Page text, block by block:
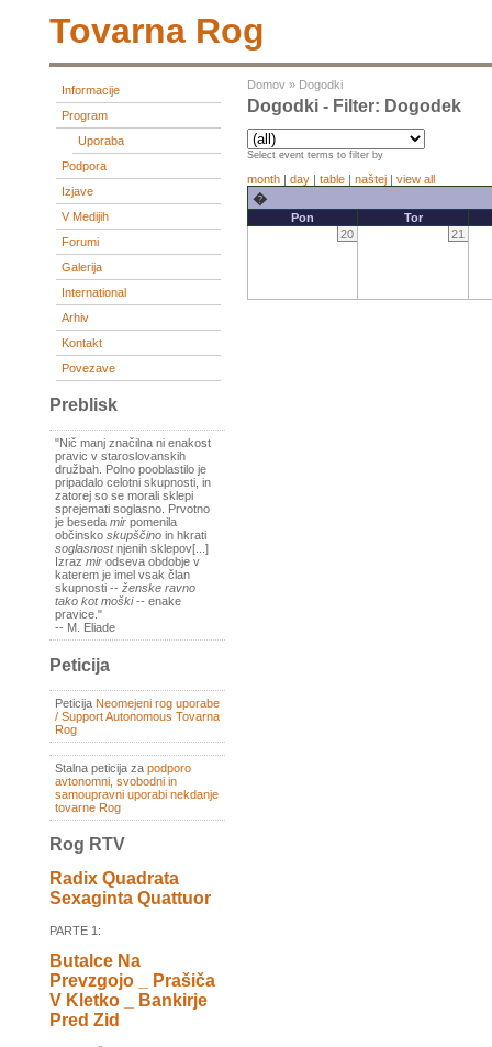
Tovarna Rog
Informacije
Program
Uporaba
Podpora
Izjave
V Medijih
Forumi
Galerija
International
Arhiv
Kontakt
Povezave
Preblisk
"Nič manj značilna ni enakost
pravic v staroslovanskih
družbah. Polno pooblastilo je
pripadalo celotni skupnosti, in
zatorej so se morali sklepi
sprejemati soglasno. Prvotno
je beseda mir pomenila
občinsko skupščino in hkrati
soglasnostnjenih sklepov[...]
Izraz mir odseva obdobje v
katerem je imel vsak član
skupnosti -- ženske ravno
tako kot moški-- enake
pravice."
-- M. Eliade
Peticija
Peticija Neomejeni rog uporabe
/ Support Autonomous Tovarna
Rog
Stalna peticija za podporo
avtonomni, svobodni in
samoupravni uporabi nekdanje
tovarne Rog
Rog RTV
Radix Quadrata
Sexaginta Quattuor
PARTE 1:
Butalce Na
Prevzgojo _ Prašiča
V Kletko _ Bankirje
Pred Zid
Domov » Dogodki
Dogodki - Filter: Dogodek
Select event terms to filter by
month | day | table | naštej | view all
�
Pon
Tor
20
21